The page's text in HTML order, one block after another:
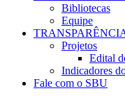
Bibliotecas
Equipe
Projetos
Edital
Indicadores
Fale com o SBU